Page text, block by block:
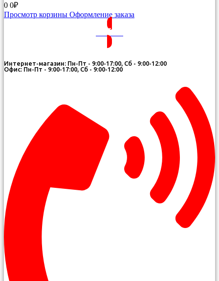
0 0₽
Просмотр корзины Оформление заказа
ВОЙТИ
Интернет-магазин: Пн-Пт - 9:00-17:00, Сб - 9:00-12:00
Офис: Пн-Пт - 9:00-17:00, Сб - 9:00-12:00